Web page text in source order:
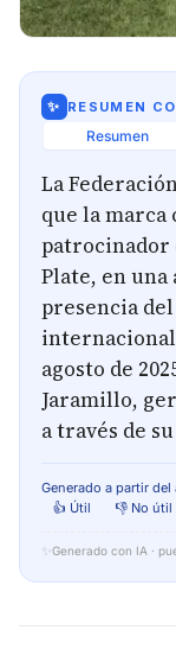
✨ RESUMEN
Resumen
La
que la marca
patrocinador
Plate, en
presencia
agosto de
Jaramillo,
a través de
Generado a partir
👍 Útil
👎 No útil
✨ Generado con IA ·